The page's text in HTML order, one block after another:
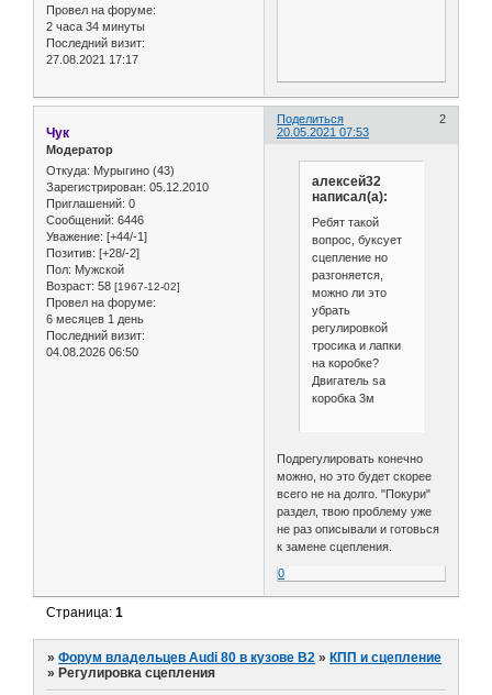
Провел на форуме:
2 часа 34 минуты
Последний визит:
27.08.2021 17:17
Поделиться
2
20.05.2021 07:53
Чук
Модератор
Откуда: Мурыгино (43)
Зарегистрирован: 05.12.2010
Приглашений: 0
Сообщений: 6446
Уважение: [+44/-1]
Позитив: [+28/-2]
Пол: Мужской
Возраст: 58 [1967-12-02]
Провел на форуме:
6 месяцев 1 день
Последний визит:
04.08.2026 06:50
алексей32
написал(а):
Ребят такой
вопрос, буксует
сцепление но
разгоняется,
можно ли это
убрать
регулировкой
тросика и лапки
на коробке?
Двигатель sa
коробка 3м
Подрегулировать конечно
можно, но это будет скорее
всего не на долго. "Покури"
раздел, твою проблему уже
не раз описывали и готовься
к замене сцепления.
0
Страница:1
»Форум владельцев Audi 80 в кузове В2 » КПП и сцепление
» Регулировка сцепления